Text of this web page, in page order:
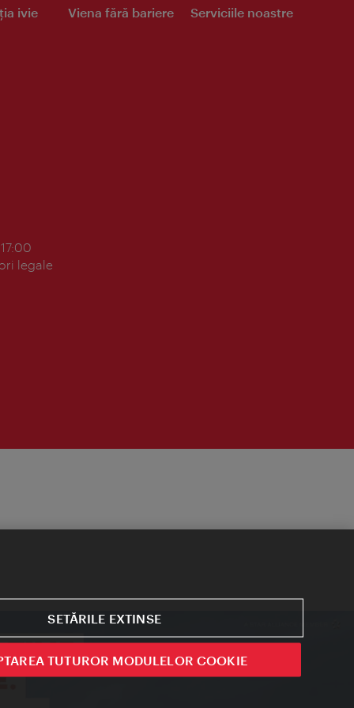
ivie Viena fără bariere Serviciile noastre
legale
SETĂRILE EXTINSE
TUTUROR MODULELOR COOKIE